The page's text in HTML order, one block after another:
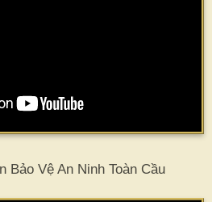
Bảo Vệ An Ninh Toàn Cầu